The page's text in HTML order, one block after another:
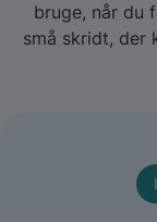
bruge, når du
små skridt, der